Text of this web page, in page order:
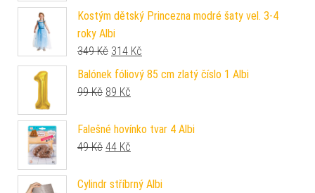
Kostým dětský Princezna modré šaty vel. 3-4
roky Albi
349Kč Původní cena byla: 349 Kč.
314 Kč
Balónek fóliový 85 cm zlatý číslo 1 Albi
99Kč Původní cena byla: 99 Kč.
89 Kč
Falešné hovínko tvar 4 Albi
49Kč Původní cena byla: 49 Kč.
44 Kč
Cylindr stříbrný Albi